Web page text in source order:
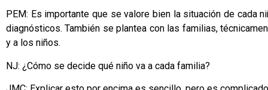
PEM: Es importante que se valore bien la situación de
diagnósticos. También se plantea con las familias,
y a los niños.
NJ: ¿Cómo se decide qué niño va a cada familia?